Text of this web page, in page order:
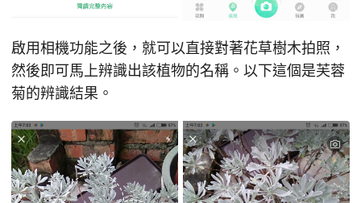
啟用相機功能之後，就可以直接對著花草樹木拍照，
然後即可馬上辨識出該植物的名稱。以下這個是芙蓉
菊的辨識結果。